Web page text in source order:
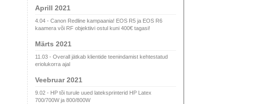
Aprill 2021
4.04 - Canon Redline kampaania! EOS R5 ja EOS R6
kaamera või RF objektiivi ostul kuni 400€ tagasi!
Märts 2021
11.03 - Overall jätkab klientide teenindamist kehtestatud
eriolukorra ajal
Veebruar 2021
9.02 - HP tõi turule uued lateksprinterid HP Latex
700/700W ja 800/800W